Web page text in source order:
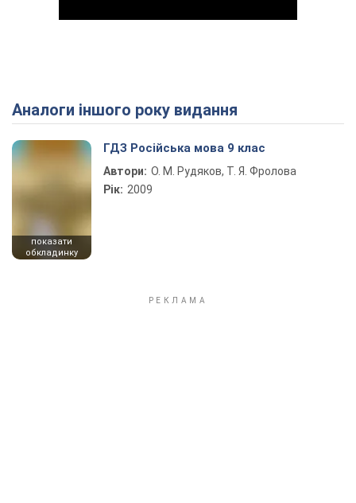
Play Video
Аналоги іншого року видання
показати
обкладинку
ГДЗ Російська мова 9 клас
Автори: О. М. Рудяков, Т. Я. Фролова
Рік: 2009